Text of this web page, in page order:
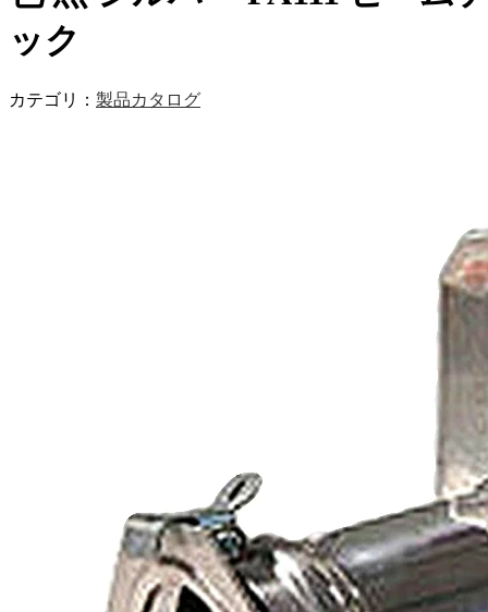
ック
カテゴリ： 製品カタログ